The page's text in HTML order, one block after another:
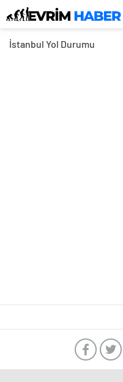
İstanbul Yol Durumu